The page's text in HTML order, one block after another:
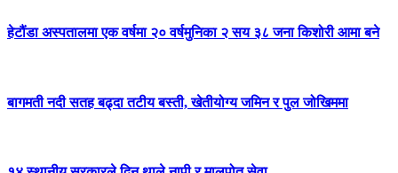
हेटौंडा अस्पतालमा एक वर्षमा २० वर्षमुनिका २ सय ३८ जना किशोरी आमा बने
बागमती नदी सतह बढ्दा तटीय बस्ती, खेतीयोग्य जमिन र पुल जोखिममा